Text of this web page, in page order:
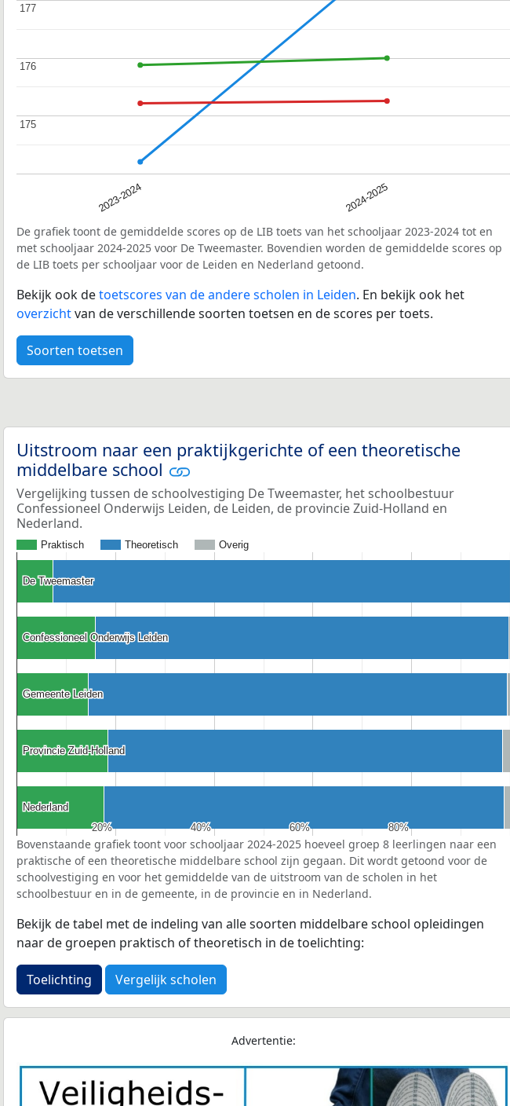
2023-2024 2024-2025
175
175
176
176
177
177
De grafiek toont de gemiddelde scores op de LIB toets van het schooljaar 2023-2024 tot en
met schooljaar 2024-2025 voor De Tweemaster. Bovendien worden de gemiddelde scores op
de LIB toets per schooljaar voor de Leiden en Nederland getoond.
Bekijk ook detoetscores van de andere scholen in Leiden. En bekijk ook het
overzichtvan de verschillende soorten toetsen en de scores per toets.
Soorten toetsen
Uitstroom naar een praktijkgerichte of een theoretische
middelbare school
Vergelijking tussen de schoolvestiging De Tweemaster, het schoolbestuur
Confessioneel Onderwijs Leiden, de Leiden, de provincie Zuid-Holland en
Nederland.
Praktisch Theoretisch Overig
20%
20% 40%
40% 60%
60% 80%
80%
De Tweemaster
De Tweemaster
Confessioneel Onderwijs Leiden
Confessioneel Onderwijs Leiden
Gemeente Leiden
Gemeente Leiden
Provincie Zuid-Holland
Provincie Zuid-Holland
Nederland
Nederland
Bovenstaande grafiek toont voor schooljaar 2024-2025 hoeveel groep 8 leerlingen naar een
praktische of een theoretische middelbare school zijn gegaan. Dit wordt getoond voor de
schoolvestiging en voor het gemiddelde van de uitstroom van de scholen in het
schoolbestuur en in de gemeente, in de provincie en in Nederland.
Bekijk de tabel met de indeling van alle soorten middelbare school opleidingen
naar de groepen praktisch of theoretisch in de toelichting:
Toelichting Vergelijk scholen
Advertentie: